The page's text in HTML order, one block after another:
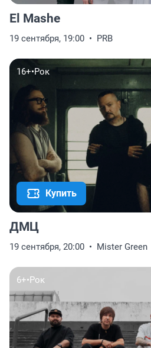
El Mashe
19 сентября, 19:00 PRB
16+•Рок
Купить
ДМЦ
19 сентября, 20:00 Mister Green
6+•Рок